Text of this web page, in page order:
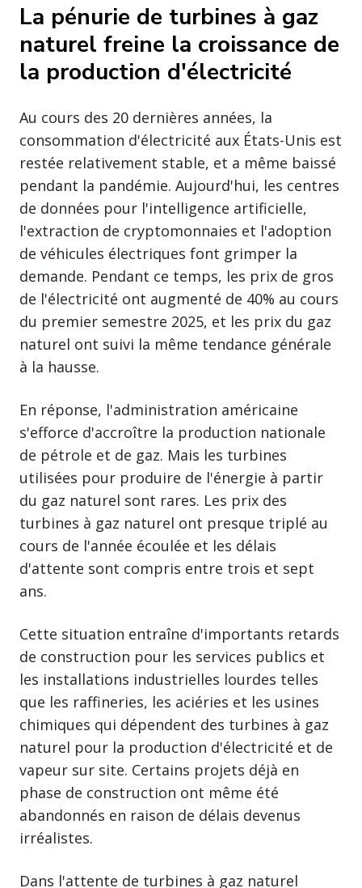
La pénurie de turbines à gaz
naturel freine la croissance de
la production d'électricité
Au cours des 20 dernières années, la
consommation d'électricité aux États-Unis est
restée relativement stable, et a même baissé
pendant la pandémie. Aujourd'hui, les centres
de données pour l'intelligence artificielle,
l'extraction de cryptomonnaies et l'adoption
de véhicules électriques font grimper la
demande. Pendant ce temps, les prix de gros
de l'électricité ont augmenté de 40% au cours
du premier semestre 2025, et les prix du gaz
naturel ont suivi la même tendance générale
à la hausse.
En réponse, l'administration américaine
s'efforce d'accroître la production nationale
de pétrole et de gaz. Mais les turbines
utilisées pour produire de l'énergie à partir
du gaz naturel sont rares. Les prix des
turbines à gaz naturel ont presque triplé au
cours de l'année écoulée et les délais
d'attente sont compris entre trois et sept
ans.
Cette situation entraîne d'importants retards
de construction pour les services publics et
les installations industrielles lourdes telles
que les raffineries, les aciéries et les usines
chimiques qui dépendent des turbines à gaz
naturel pour la production d'électricité et de
vapeur sur site. Certains projets déjà en
phase de construction ont même été
abandonnés en raison de délais devenus
irréalistes.
Dans l'attente de turbines à gaz naturel